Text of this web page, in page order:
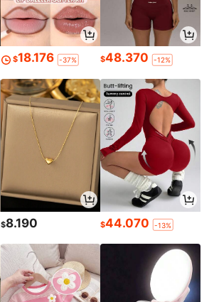
$18.176 -37% $48.370 -12%
$8.190 $44.070 -13%